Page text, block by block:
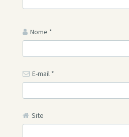
Nome *
E-mail *
Site